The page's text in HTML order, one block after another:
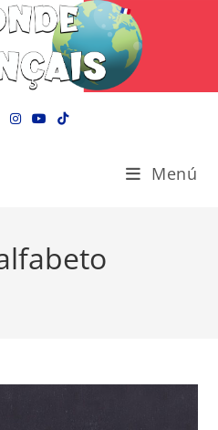
Menú